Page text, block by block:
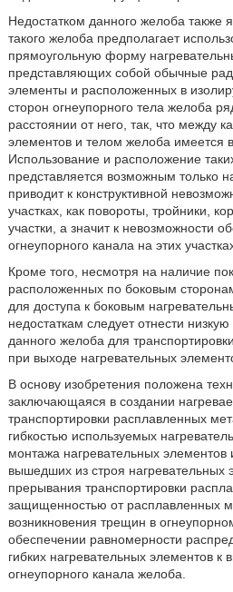
Недостатком данного желоба также
такого желоба предполагает
прямоугольную форму
представляющих собой обычные
элементы и расположенных в
сторон огнеупорного тела желоба
расстоянии от него, так, что между
элементов и телом желоба имеется
Использование и расположение
представляется возможным только
приводит к конструктивной
участках, как повороты, тройники,
участки, а значит к невозможности
огнеупорного канала на этих
Кроме того, несмотря на наличие
расположенных по боковым
для доступа к боковым
недостаткам следует отнести
данного желоба для
при выходе нагревательных
В основу изобретения положена
заключающаяся в создании
транспортировки расплавленных
гибкостью используемых
монтажа нагревательных элементов
вышедших из строя нагревательных
прерывания транспортировки
защищенностью от расплавленных
возникновения трещин в
обеспечении равномерности
гибких нагревательных элементов к
огнеупорного канала желоба.